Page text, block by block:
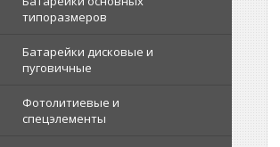
типоразмеров
Батарейки дисковые и
пуговичные
Фотолитиевые и
спецэлементы